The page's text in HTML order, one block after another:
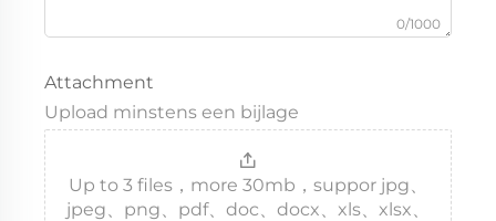
0/1000
Attachment
Upload minstens een bijlage
Up to 3 files，more 30mb，suppor jpg、
jpeg、png、pdf、doc、docx、xls、xlsx、